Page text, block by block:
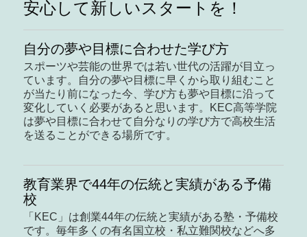
安心して新しいスタートを！
自分の夢や目標に合わせた学び方
スポーツや芸能の世界では若い世代の活躍が目立っ
ています。自分の夢や目標に早くから取り組むこと
が当たり前になった今、学び方も夢や目標に沿って
変化していく必要があると思います。KEC高等学院
は夢や目標に合わせて自分なりの学び方で高校生活
を送ることができる場所です。
教育業界で44年の伝統と実績がある予備
校
「KEC」は創業44年の伝統と実績がある塾・予備校
です。毎年多くの有名国立校・私立難関校などへ多